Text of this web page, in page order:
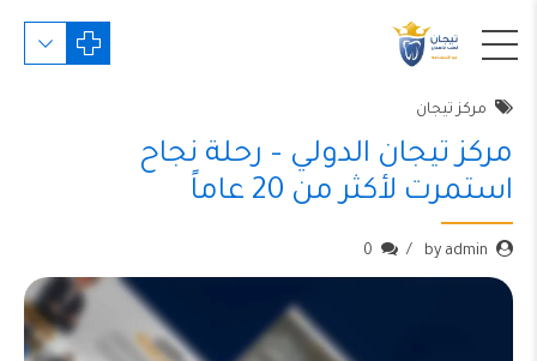
مركز تيجان
مركز تيجان الدولي – رحلة نجاح
استمرت لأكثر من 20 عاماً
by admin
0